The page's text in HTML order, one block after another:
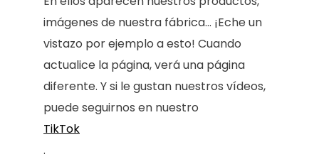
imágenes de nuestra fábrica... ¡Eche un
vistazo por ejemplo a esto! Cuando
actualice la página, verá una página
diferente. Y si le gustan nuestros vídeos,
puede seguirnos en nuestro
TikTok
.